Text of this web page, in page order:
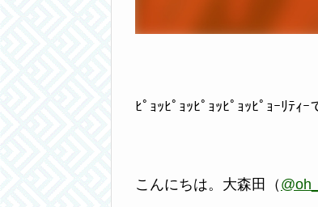
ﾋﾟｮｯﾋﾟｮｯﾋﾟｮｯﾋﾟｮｯﾋﾟｮｰﾘﾃ
こんにちは。大森田（